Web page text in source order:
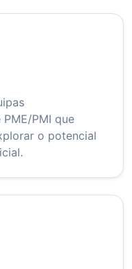
PMI que
o potencial